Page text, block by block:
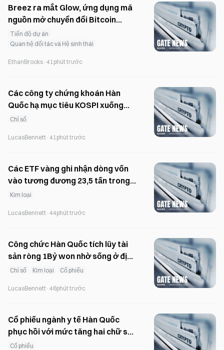
Breez ra mắt Glow, ứng dụng mã
nguồn mở chuyển đổi Bitcoin
thành stablecoin với tích hợp
Lightning
Tiến độ dự án
Quan hệ đối tác và Hệ sinh thái
EthanBrooks · 41phút trước
Các công ty chứng khoán Hàn
Quốc hạ mục tiêu KOSPI xuống
dưới 10.000 điểm, trong khi các
báo trên 12.000 điểm.
Chỉ số
LucasBennett · 41phút trước
Các ETF vàng ghi nhận dòng vốn
vào tương đương 23,5 tấn trong
tháng 7, đảo ngược xu hướng
Kim loại
LucasBennett · 44phút trước
Công chức Hàn Quốc tích lũy tài
sản ròng 1Bỷ won nhờ sống ở địa
phương
Chỉ số Kim loại Cổ phiếu
LucasBennett · 46phút trước
Cổ phiếu ngành y tế Hàn Quốc
phục hồi với mức tăng hai chữ số
sau một năm sụt giảm
Cổ phiếu